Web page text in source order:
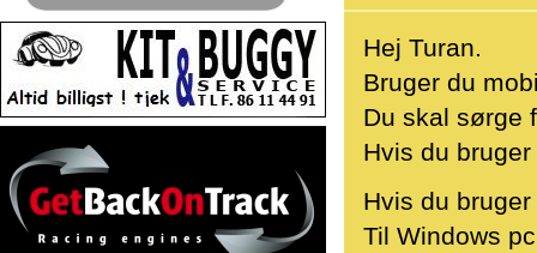
Hej Turan.
Bruger du
Du skal sørge
Hvis du
Hvis du
Til Windows